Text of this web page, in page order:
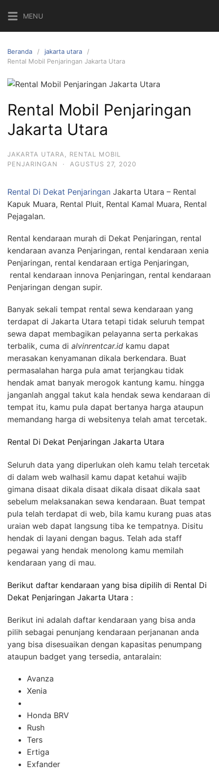
ke
konten
MENU
Beranda
jakarta utara
Rental Mobil Penjaringan Jakarta Utara
Rental Mobil Penjaringan
Jakarta Utara
JAKARTA UTARA
RENTAL MOBIL
PENJARINGAN
· AGUSTUS 27, 2020
Rental Di Dekat Penjaringan Jakarta Utara – Rental
Kapuk Muara, Rental Pluit, Rental Kamal Muara, Rental
Pejagalan.
Rental kendaraan murah di Dekat Penjaringan, rental
kendaraan avanza Penjaringan, rental kendaraan xenia
Penjaringan, rental kendaraan ertiga Penjaringan,
rental kendaraan innova Penjaringan, rental kendaraan
Penjaringan dengan supir.
Banyak sekali tempat rental sewa kendaraan yang
terdapat di Jakarta Utara tetapi tidak seluruh tempat
sewa dapat membagikan pelayanna serta perkakas
terbalik, cuma di alvinrentcar.id kamu dapat
merasakan kenyamanan dikala berkendara. Buat
permasalahan harga pula amat terjangkau tidak
hendak amat banyak merogok kantung kamu. hingga
janganlah anggal takut kala hendak sewa kendaraan di
tempat itu, kamu pula dapat bertanya harga ataupun
memandang harga di websitenya telah amat tercetak.
Rental Di Dekat Penjaringan Jakarta Utara
Seluruh data yang diperlukan oleh kamu telah tercetak
di dalam web walhasil kamu dapat ketahui wajib
gimana disaat dikala disaat dikala disaat dikala saat
sebelum melaksanakan sewa kendaraan. Buat tempat
pula telah terdapat di web, bila kamu kurang puas atas
uraian web dapat langsung tiba ke tempatnya. Disitu
hendak di layani dengan bagus. Telah ada staff
pegawai yang hendak menolong kamu memilah
kendaraan yang di mau.
Berikut daftar kendaraan yang bisa dipilih di Rental Di
Dekat Penjaringan Jakarta Utara :
Berikut ini adalah daftar kendaraan yang bisa anda
pilih sebagai penunjang kendaraan perjananan anda
yang bisa disesuaikan dengan kapasitas penumpang
ataupun badget yang tersedia, antaralain:
Avanza
Xenia
Honda BRV
Rush
Ters
Ertiga
Exfander